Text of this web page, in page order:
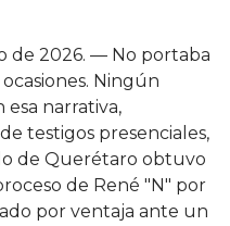
de 2026. — No portaba
Ningún
narrativa,
testigos presenciales,
de Querétaro obtuvo
de René "N" por
por ventaja ante un